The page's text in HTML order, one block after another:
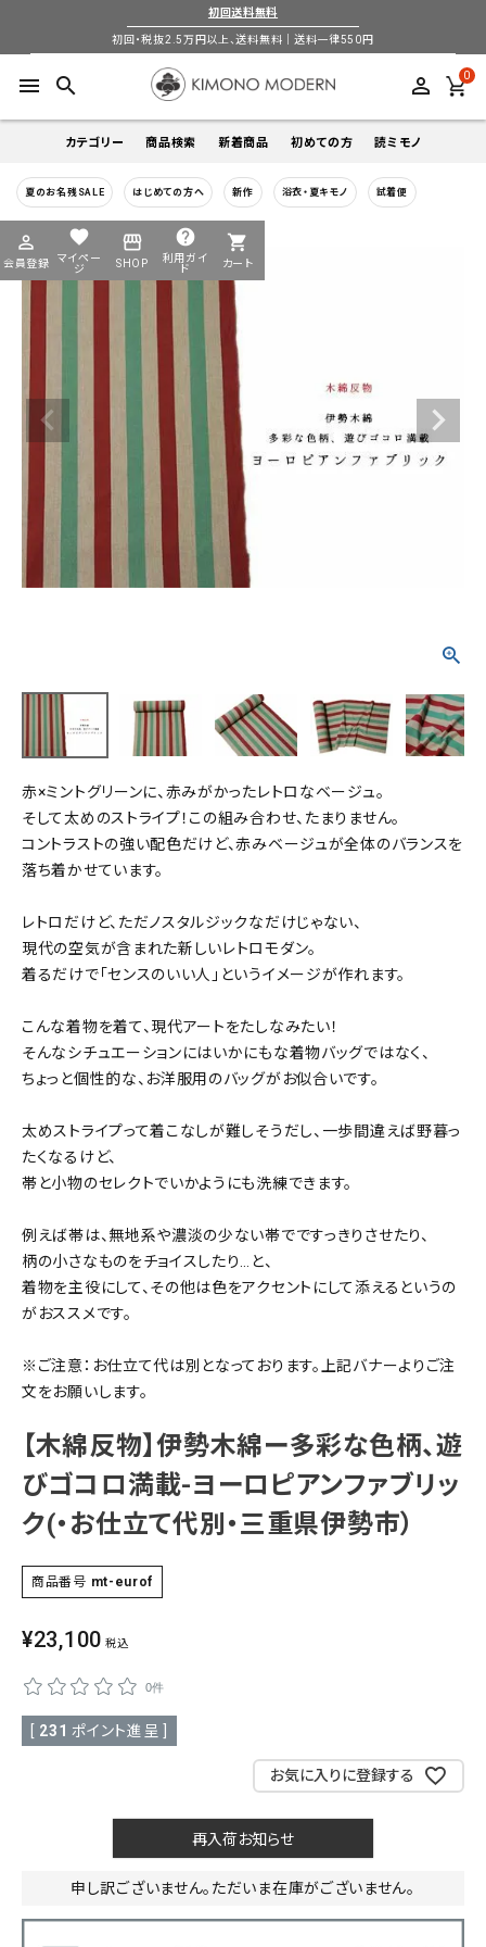
初回送料無料
初回・税抜2.5万円以上、送料無料｜送料一律550円
menu search perm_identity 0
カテゴリー
着物
帯
商品検索
キーワードから探す
夏季以外通年
カテゴリーから探す
小物
カジュアル ソシアル フォーマル
在庫有 アーカイブ商品 セール商品
正絹 木綿・麻 ポリエステル その他
価格から探す
0-5,000円 5,000-10,000円 10,000-20,000円
20,000-30,000円 30,000円以上
色から探す
新着商品 初めての方 読ミモノ
夏のお名残SALE はじめての方へ 新作 浴衣・夏キモノ 試着便
perm_identity
会員登録
favorite
マイペー
ジ
storefront
SHOP
help
利用ガイ
ド
shopping_cart
カート
perm_identity 会員登録
帯
羽織
新作・キャンペーン
帯結び動画
キモノ読ミモノ
SHOPPING GUIDE
ABOUT
INFORMATION
赤×ミントグリーンに、赤みがかったレトロなベージュ。
そして太めのストライプ！この組み合わせ、たまりません。
コントラストの強い配色だけど、赤みベージュが全体のバランスを
落ち着かせています。
レトロだけど、ただノスタルジックなだけじゃない、
現代の空気が含まれた新しいレトロモダン。
着るだけで「センスのいい人」というイメージが作れます。
こんな着物を着て、現代アートをたしなみたい！
そんなシチュエーションにはいかにもな着物バッグではなく、
ちょっと個性的な、お洋服用のバッグがお似合いです。
太めストライプって着こなしが難しそうだし、一歩間違えば野暮っ
たくなるけど、
帯と小物のセレクトでいかようにも洗練できます。
例えば帯は、無地系や濃淡の少ない帯でですっきりさせたり、
柄の小さなものをチョイスしたり…と、
着物を主役にして、その他は色をアクセントにして添えるというの
がおススメです。
※ご注意：お仕立て代は別となっております。上記バナーよりご注
文をお願いします。
【木綿反物】伊勢木綿ー多彩な色柄、遊
びゴコロ満載-ヨーロピアンファブリッ
ク(・お仕立て代別・三重県伊勢市）
商品番号 mt-eurof
¥23,100 税込
0件
[ 231 ポイント進呈 ]
お気に入りに登録する
再入荷お知らせ
申し訳ございません。ただいま在庫がございません。